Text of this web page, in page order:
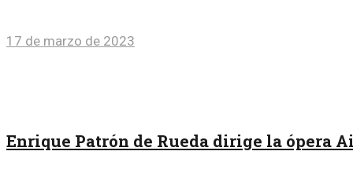
17 de marzo de 2023
Enrique Patrón de Rueda dirige la ópera